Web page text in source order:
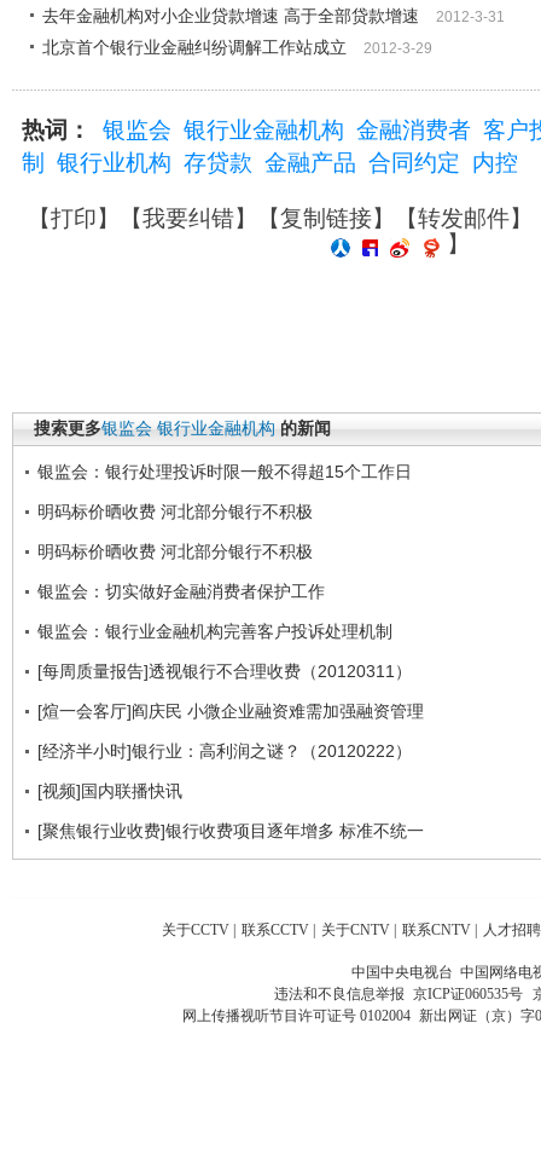
去年金融机构对小企业贷款增速 高于全部贷款增速 2012-3-31
北京首个银行业金融纠纷调解工作站成立 2012-3-29
热词： 银监会 银行业金融机构 金融消费者 客户
制
银行业机构 存贷款 金融产品 合同约定 内控
【打印】【我要纠错】【复制链接】【转发邮件】
】
搜索更多银监会 银行业金融机构 的新闻
银监会：银行处理投诉时限一般不得超15个工作日
明码标价晒收费 河北部分银行不积极
明码标价晒收费 河北部分银行不积极
银监会：切实做好金融消费者保护工作
银监会：银行业金融机构完善客户投诉处理机制
[每周质量报告]透视银行不合理收费（20120311）
[煊一会客厅]阎庆民 小微企业融资难需加强融资管理
[经济半小时]银行业：高利润之谜？（20120222）
[视频]国内联播快讯
[聚焦银行业收费]银行收费项目逐年增多 标准不统一
关于CCTV | 联系CCTV | 关于CNTV | 联系CNTV | 人才招聘
中国中央电视台 中国网络电
违法和不良信息举报 京ICP证060535号
网上传播视听节目许可证号 0102004 新出网证（京）